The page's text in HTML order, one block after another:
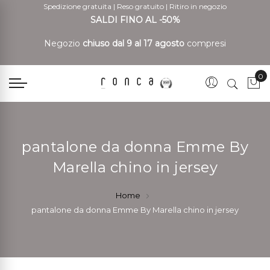
Spedizione gratuita | Reso gratuito | Ritiro in negozio
SALDI FINO AL -50%
Negozio chiuso dal 9 al 17 agosto compresi
0
pantalone da donna Emme By
Marella chino in jersey
Home
pantalone da donna Emme By Marella chino in jersey